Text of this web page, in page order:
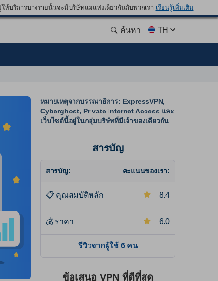
บริการบางรายนั้นจะมีบริษัทแม่แห่งเดียวกันกับพวกเรา เรียนรู้เพิ่มเติม
ค้นหา TH
หมายเหตุจากบรรณาธิการ: ExpressVPN,
Cyberghost, Private Internet Access และ
เว็บไซต์นี้อยู่ในกลุ่มบริษัทที่มีเจ้าของเดียวกัน
สารบัญ
สารบัญ: คะแนนของเรา:
📋 คุณสมบัติหลัก 8.4
💰 ราคา 6.0
รีวิวจากผู้ใช้ 6 คน
ข้อเสนอ VPN ที่ดีที่สุด